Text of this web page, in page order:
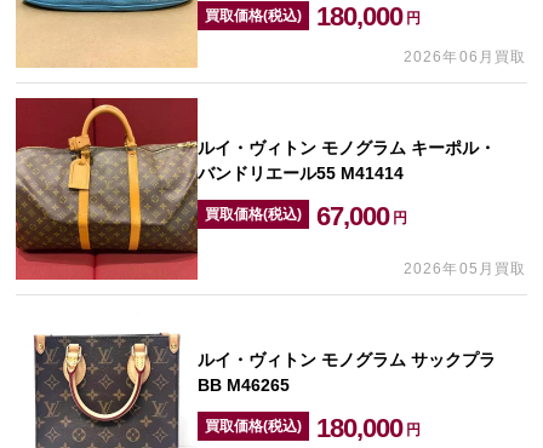
買取価格(税込) 180,000 円
2026年06月買取
ルイ・ヴィトン モノグラム キーポル・
バンドリエール55 M41414
買取価格(税込) 67,000 円
2026年05月買取
ルイ・ヴィトン モノグラム サックプラ
BB M46265
買取価格(税込) 180,000 円